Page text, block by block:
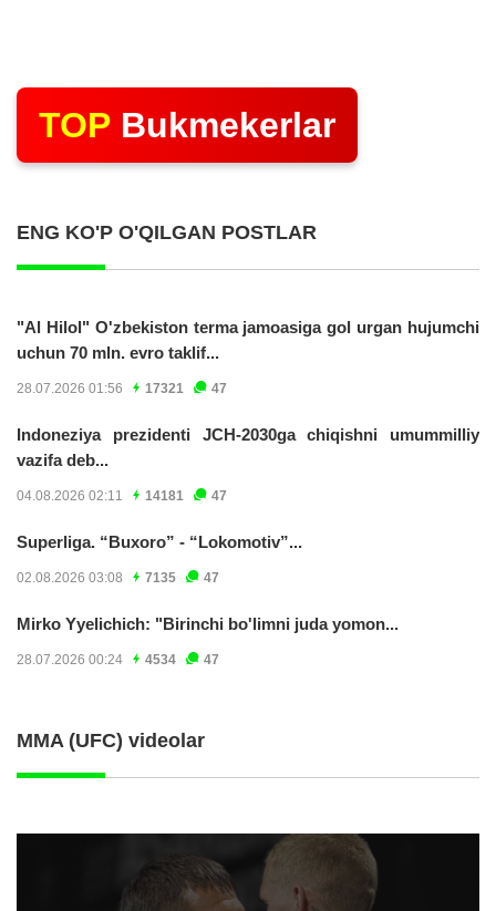
TOP Bukmekerlar
ENG KO'P O'QILGAN POSTLAR
"Al Hilol" O'zbekiston terma jamoasiga gol urgan hujumchi
uchun 70 mln. evro taklif...
28.07.2026 01:56 17321 47
Indoneziya prezidenti JCH-2030ga chiqishni umummilliy
vazifa deb...
04.08.2026 02:11 14181 47
Superliga. “Buxoro” - “Lokomotiv”...
02.08.2026 03:08 7135 47
Mirko Yyelichich: "Birinchi bo'limni juda yomon...
28.07.2026 00:24 4534 47
MMA (UFC) videolar